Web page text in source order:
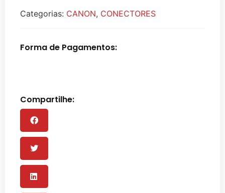
Categorias: CANON, CONECTORES
Forma de Pagamentos:
Compartilhe: